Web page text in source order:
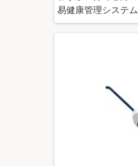
易健康管理システム